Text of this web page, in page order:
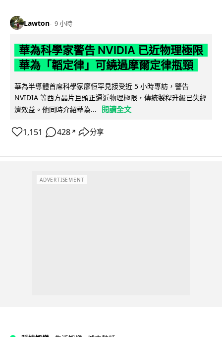
Lawton 9 小時
華為科學家警告 NVIDIA 已近物理極限
華為「韜定律」可繞過摩爾定律瓶頸
華為半導體首席科學家廖恒罕見接受近 5 小時專訪，警告
NVIDIA 等西方晶片巨頭正逼近物理極限，傳統製程升級已失經
濟效益。他同時介紹華為...
閱讀全文
1,151 428 ↗ 分享
ADVERTISEMENT